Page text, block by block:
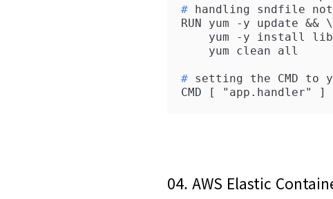
# handling sndfile
RUN yum -y update && \
# setting the CMD to
CMD [ "app.handler" ]
04. AWS Elastic